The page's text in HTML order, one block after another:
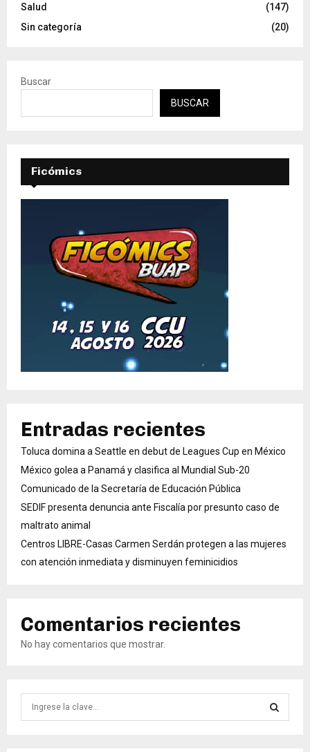
Salud
(147)
Sin categoría
(20)
Buscar
BUSCAR
Ficómics
Entradas recientes
Toluca domina a Seattle en debut de Leagues Cup en México
México golea a Panamá y clasifica al Mundial Sub-20
Comunicado de la Secretaría de Educación Pública
SEDIF presenta denuncia ante Fiscalía por presunto caso de
maltrato animal
Centros LIBRE-Casas Carmen Serdán protegen a las mujeres
con atención inmediata y disminuyen feminicidios
Comentarios recientes
No hay comentarios que mostrar.